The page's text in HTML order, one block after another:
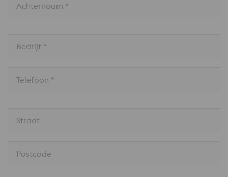
Achternaam *
Bedrijf *
Telefoon *
Straat
Postcode